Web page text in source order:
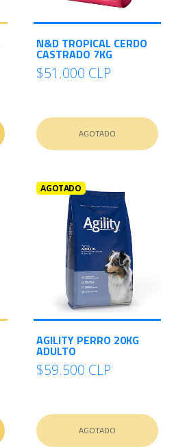
N&D TROPICAL CERDO
CASTRADO 7KG
$51.000 CLP
AGOTADO
AGOTADO
AGILITY PERRO 20KG
ADULTO
$59.500 CLP
AGOTADO